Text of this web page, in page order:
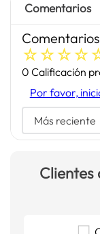
Comentarios
Comentarios
☆☆☆☆
0 Calificación
Por favor,
Más reciente
Clientes